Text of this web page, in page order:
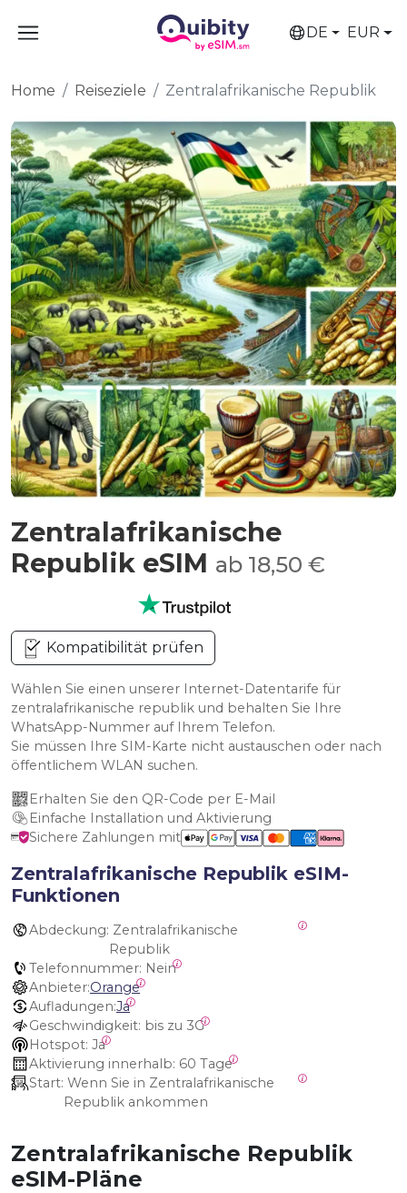
DE EUR
Home Reiseziele Zentralafrikanische Republik
Zentralafrikanische
Republik eSIM ab 18,50 €
Kompatibilität prüfen
Wählen Sie einen unserer Internet-Datentarife für
zentralafrikanische republik und behalten Sie Ihre
WhatsApp-Nummer auf Ihrem Telefon.
Sie müssen Ihre SIM-Karte nicht austauschen oder nach
öffentlichem WLAN suchen.
Erhalten Sie den QR-Code per E-Mail
Einfache Installation und Aktivierung
Sichere Zahlungen mit
Zentralafrikanische Republik eSIM-
Funktionen
Abdeckung:
Republik
Telefonnummer: Nein
Anbieter:Orange
Aufladungen:Ja
Geschwindigkeit: bis zu 3G
Hotspot: Ja
Aktivierung innerhalb: 60 Tage
Start:
Republik ankommen
Zentralafrikanische Republik
eSIM-Pläne